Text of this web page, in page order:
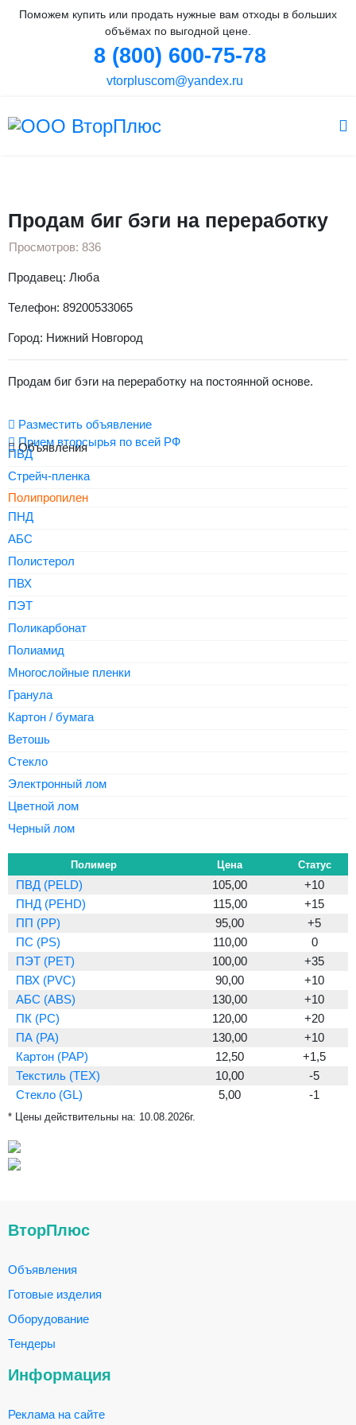
Поможем купить или продать нужные вам отходы в больших
объёмах по выгодной цене.
8 (800) 600-75-78
vtorpluscom@yandex.ru
Продам биг бэги на переработку
Просмотров: 836
Продавец: Люба
Телефон: 89200533065
Город: Нижний Новгород
Продам биг бэги на переработку на постоянной основе.
Разместить объявление
Прием вторсырья по всей РФ
Объявления
ПВД
Стрейч-пленка
Полипропилен
ПНД
АБС
Полистерол
ПВХ
ПЭТ
Поликарбонат
Полиамид
Многослойные пленки
Гранула
Картон / бумага
Ветошь
Стекло
Электронный лом
Цветной лом
Черный лом
Полимер Цена Статус
ПВД (PELD) 105,00
+10
ПНД (PEHD)
115,00
+15
ПП (PP)
95,00
+5
ПС (PS)
110,00
0
ПЭТ (PET)
100,00
+35
ПВХ (PVC)
90,00
+10
АБС (ABS)
130,00
+10
ПК (PC)
120,00
+20
ПА (PA)
130,00
+10
Картон (PAP)
12,50
+1,5
Текстиль (TEX)
10,00
-5
Стекло (GL)
5,00 -1
* Цены действительны на: 10.08.2026г.
ВторПлюс
Объявления
Готовые изделия
Оборудование
Тендеры
Информация
Реклама на сайте